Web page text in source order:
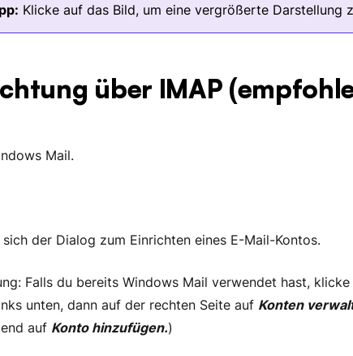
Klicke auf das Bild, um eine vergrößerte Darstellung
über IMAP
Mail.
der Dialog zum Einrichten eines E-Mail-Kontos.
Falls du bereits Windows Mail verwendet hast,
unten, dann auf der rechten Seite auf Konten
auf Konto hinzufügen.)